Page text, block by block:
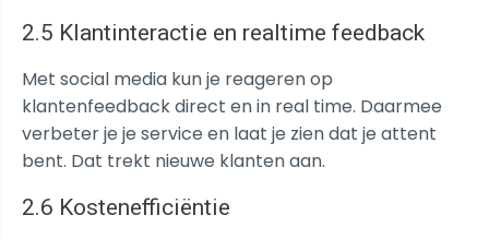
2.5 Klantinteractie en realtime feedback
Met social media kun je reageren op
klantenfeedback direct en in real time. Daarmee
verbeter je je service en laat je zien dat je attent
bent. Dat trekt nieuwe klanten aan.
2.6 Kostenefficiëntie